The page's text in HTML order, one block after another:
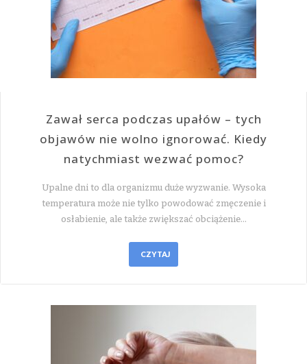
Zawał serca podczas upałów – tych
objawów nie wolno ignorować. Kiedy
natychmiast wezwać pomoc?
Upalne dni to dla organizmu duże wyzwanie. Wysoka
temperatura może nie tylko powodować zmęczenie i
osłabienie, ale także zwiększać obciążenie…
CZYTAJ